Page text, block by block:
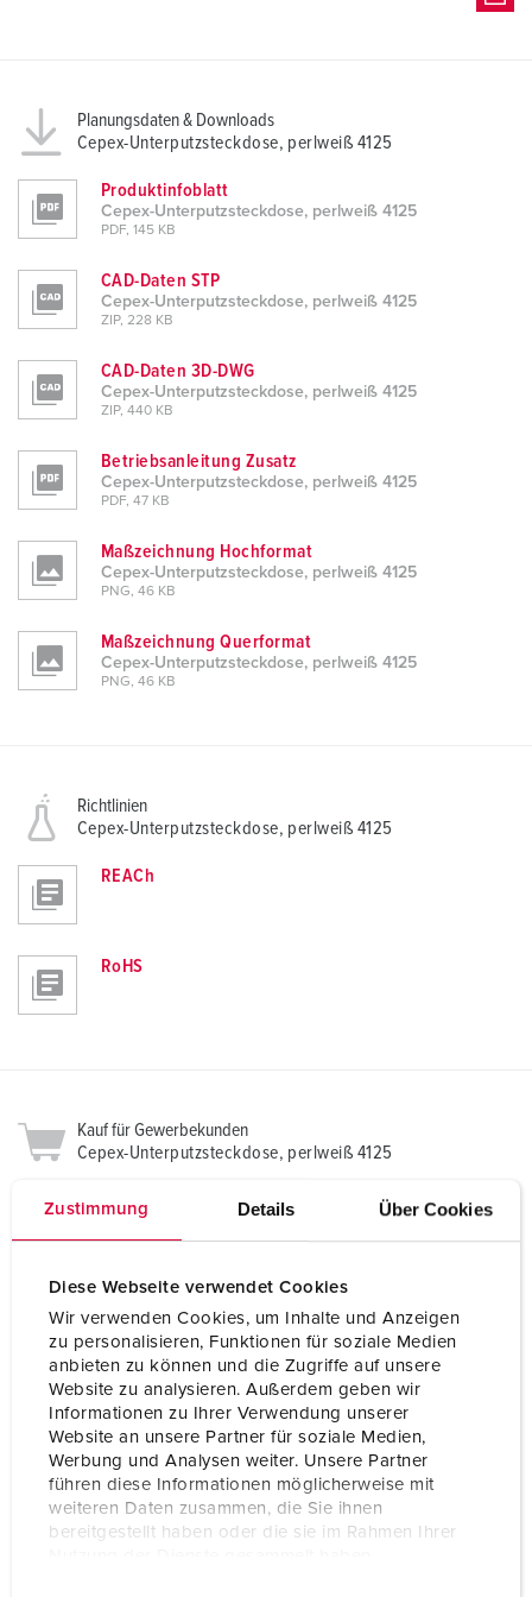
Zustimmung Details Über Cookies
Diese Webseite verwendet Cookies
Wir verwenden Cookies, um Inhalte und Anzeigen
zu personalisieren, Funktionen für soziale Medien
anbieten zu können und die Zugriffe auf unsere
Website zu analysieren. Außerdem geben wir
Informationen zu Ihrer Verwendung unserer
Website an unsere Partner für soziale Medien,
Werbung und Analysen weiter. Unsere Partner
führen diese Informationen möglicherweise mit
weiteren Daten zusammen, die Sie ihnen
bereitgestellt haben oder die sie im Rahmen Ihrer
Planungsdaten & Downloads
Cepex-Unterputzsteckdose, perlweiß 4125
Produktinfoblatt
Cepex-Unterputzsteckdose, perlweiß 4125
PDF, 145 KB
CAD-Daten STP
Cepex-Unterputzsteckdose, perlweiß 4125
ZIP, 228 KB
CAD-Daten 3D-DWG
Cepex-Unterputzsteckdose, perlweiß 4125
ZIP, 440 KB
Betriebsanleitung Zusatz
Cepex-Unterputzsteckdose, perlweiß 4125
PDF, 47 KB
Maßzeichnung Hochformat
Cepex-Unterputzsteckdose, perlweiß 4125
PNG, 46 KB
Maßzeichnung Querformat
Cepex-Unterputzsteckdose, perlweiß 4125
PNG, 46 KB
Richtlinien
Cepex-Unterputzsteckdose, perlweiß 4125
REACh
RoHS
Kauf für Gewerbekunden
Cepex-Unterputzsteckdose, perlweiß 4125
Adalbert Zajadacz GmbH & Co. KG
Verfügbar
JETZT KAUFEN